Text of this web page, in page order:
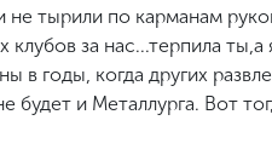
не тырили по карманам
клубов за нас...терпила
в годы, когда других
будет и Металлурга. Вот